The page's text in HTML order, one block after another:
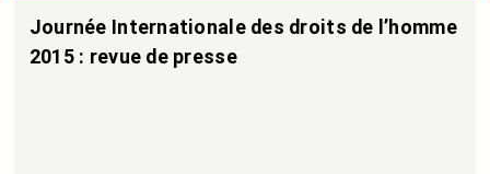
Journée Internationale des droits de l’homme
2015 : revue de presse